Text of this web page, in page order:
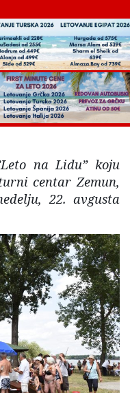
na Lidu” koju
centar Zemun,
22. avgusta